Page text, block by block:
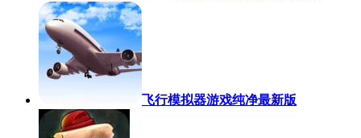
飞行模拟器游戏纯净最新版